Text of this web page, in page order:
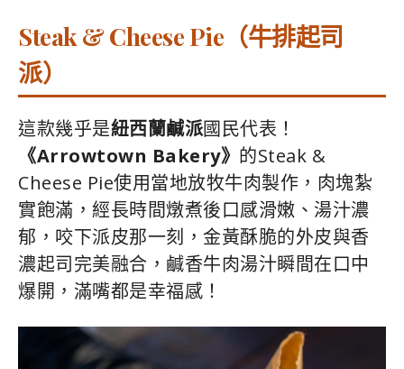
Steak & Cheese Pie（牛排起司
派）
這款幾乎是紐西蘭鹹派國民代表！
《Arrowtown Bakery》 的Steak &
Cheese Pie使用當地放牧牛肉製作，肉塊紮
實飽滿，經長時間燉煮後口感滑嫩、湯汁濃
郁，咬下派皮那一刻，金黃酥脆的外皮與香
濃起司完美融合，鹹香牛肉湯汁瞬間在口中
爆開，滿嘴都是幸福感！